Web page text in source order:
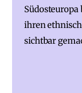
ihren
sichtbar